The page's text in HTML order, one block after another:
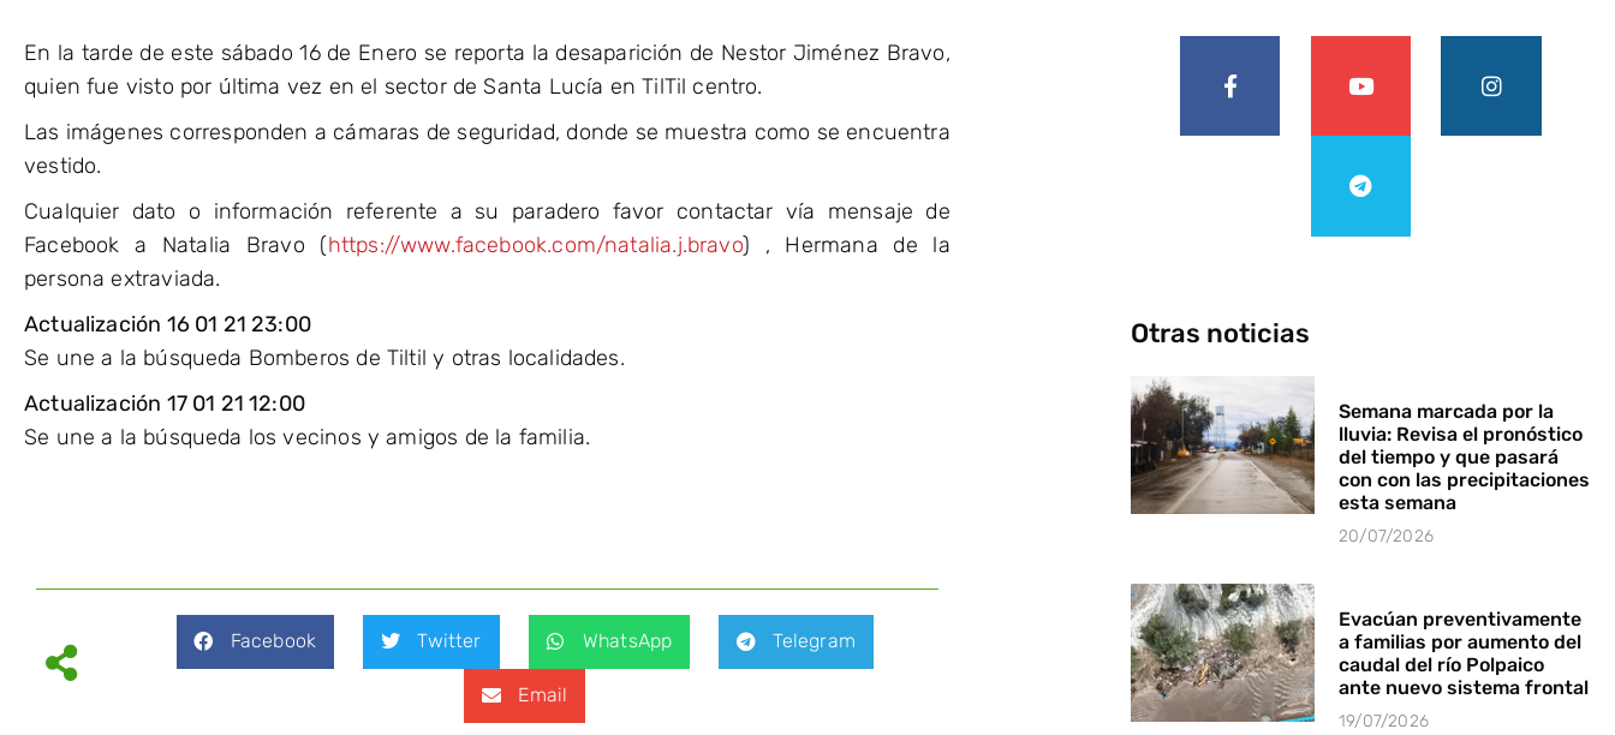
En la tarde de este sábado 16 de Enero se reporta la desaparición de Nestor Jiménez Bravo,
quien fue visto por última vez en el sector de Santa Lucía en TilTil centro.
Las imágenes corresponden a cámaras de seguridad, donde se muestra como se encuentra
vestido.
Cualquier dato o información referente a su paradero favor contactar vía mensaje de
Facebook a Natalia Bravo (https://www.facebook.com/natalia.j.bravo) , Hermana de la
persona extraviada.
Actualización 16 01 21 23:00
Se une a la búsqueda Bomberos de Tiltil y otras localidades.
Actualización 17 01 21 12:00
Se une a la búsqueda los vecinos y amigos de la familia.
Facebook Twitter WhatsApp Telegram
Email
Otras noticias
Semana marcada por la
lluvia: Revisa el pronóstico
del tiempo y que pasará
con con las precipitaciones
esta semana
20/07/2026
Evacúan preventivamente
a familias por aumento del
caudal del río Polpaico
ante nuevo sistema frontal
19/07/2026